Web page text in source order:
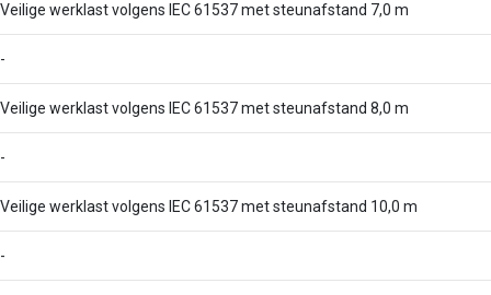
Veilige werklast volgens IEC 61537 met steunafstand 7,0 m
-
Veilige werklast volgens IEC 61537 met steunafstand 8,0 m
-
Veilige werklast volgens IEC 61537 met steunafstand 10,0 m
-